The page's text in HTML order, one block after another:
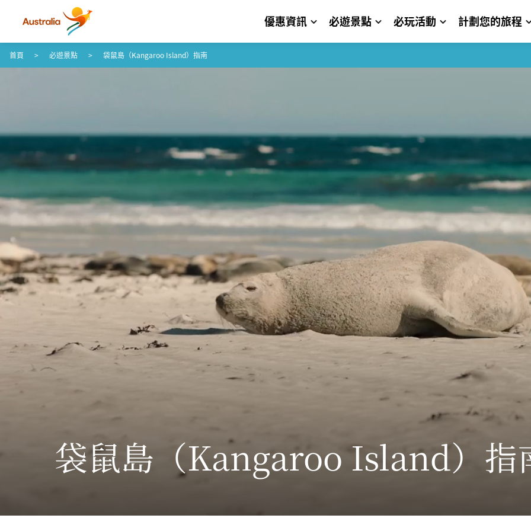
跳至內容
跳至頁尾導覽
優惠資訊 必遊景點 必玩活動 計劃您的旅程
首頁 必遊景點 袋鼠島（Kangaroo Island）指南
袋鼠島 （Kangaroo Island） 指